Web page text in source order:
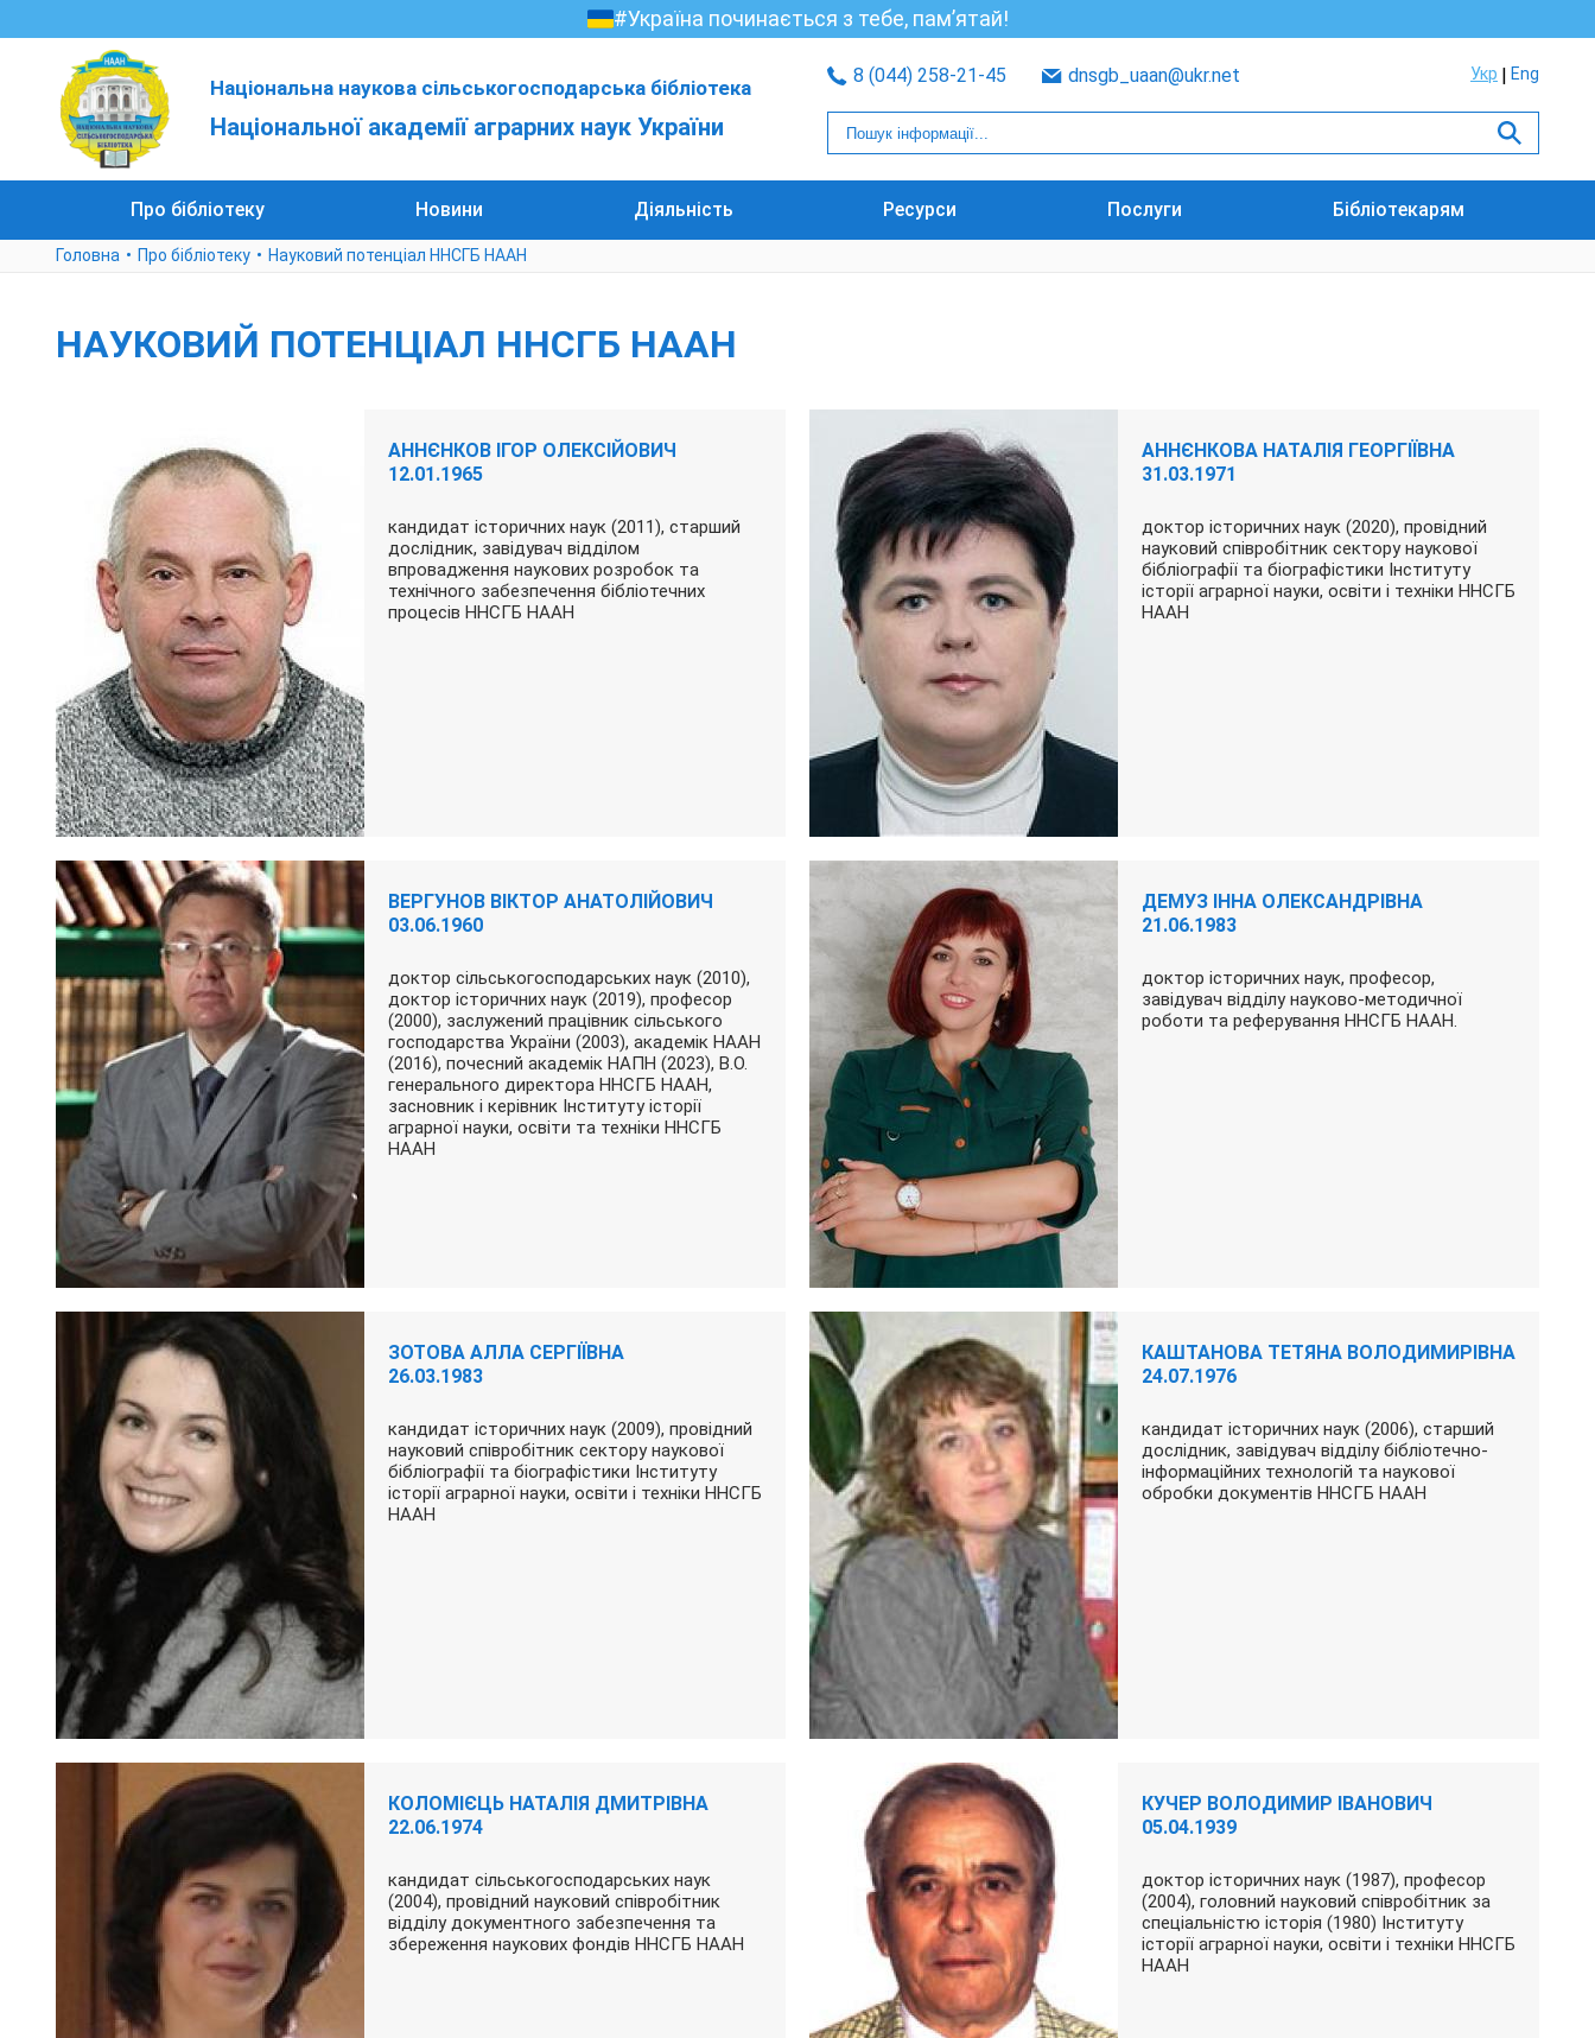
#Україна починається з тебе, пам’ятай!
Національна наукова сільськогосподарська бібліотека
Національної академії аграрних наук України
8 (044) 258-21-45 dnsgb_uaan@ukr.net Укр Eng
Про бібліотеку Новини Діяльність Ресурси Послуги Бібліотекарям
Головна Про бібліотеку Науковий потенціал ННСГБ НААН
НАУКОВИЙ ПОТЕНЦІАЛ ННСГБ НААН
АННЄНКОВ ІГОР ОЛЕКСІЙОВИЧ
12.01.1965
кандидат історичних наук (2011), старший
дослідник, завідувач відділом
впровадження наукових розробок та
технічного забезпечення бібліотечних
процесів ННСГБ НААН
АННЄНКОВА НАТАЛІЯ ГЕОРГІЇВНА
31.03.1971
доктор історичних наук (2020), провідний
науковий співробітник сектору наукової
бібліографії та біографістики Інституту
історії аграрної науки, освіти і техніки ННСГБ
НААН
ВЕРГУНОВ ВІКТОР АНАТОЛІЙОВИЧ
03.06.1960
доктор сільськогосподарських наук (2010),
доктор історичних наук (2019), професор
(2000), заслужений працівник сільського
господарства України (2003), академік НААН
(2016), почесний академік НАПН (2023), В.О.
генерального директора ННСГБ НААН,
засновник і керівник Інституту історії
аграрної науки, освіти та техніки ННСГБ
НААН
ДЕМУЗ ІННА ОЛЕКСАНДРІВНА
21.06.1983
доктор історичних наук, професор,
завідувач відділу науково-методичної
роботи та реферування ННСГБ НААН.
ЗОТОВА АЛЛА СЕРГІЇВНА
26.03.1983
кандидат історичних наук (2009), провідний
науковий співробітник сектору наукової
бібліографії та біографістики Інституту
історії аграрної науки, освіти і техніки ННСГБ
НААН
КАШТАНОВА ТЕТЯНА ВОЛОДИМИРІВНА
24.07.1976
кандидат історичних наук (2006), старший
дослідник, завідувач відділу бібліотечно-
інформаційних технологій та наукової
обробки документів ННСГБ НААН
КОЛОМІЄЦЬ НАТАЛІЯ ДМИТРІВНА
22.06.1974
кандидат сільськогосподарських наук
(2004), провідний науковий співробітник
відділу документного забезпечення та
збереження наукових фондів ННСГБ НААН
КУЧЕР ВОЛОДИМИР ІВАНОВИЧ
05.04.1939
доктор історичних наук (1987), професор
(2004), головний науковий співробітник за
спеціальністю історія (1980) Інституту
історії аграрної науки, освіти і техніки ННСГБ
НААН